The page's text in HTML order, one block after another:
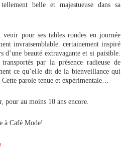
tellement belle et majestueuse dans sa
venir pour ses tables rondes en journée
invraisemblable. certainement inspiré
d’une beauté extravagante et si paisible.
par la présence radieuse de
ce qu’elle dit de la bienveillance qui
parole tenue et expérimentale…
pour au moins 10 ans encore.
à Café Mode!